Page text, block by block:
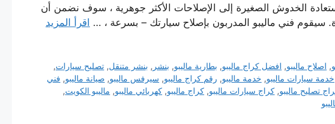
الخدوش الصغيرة إلى الإصلاحات الأكثر جوهرية ، سوف نضمن أن
سيقوم فني ماليبو المدربون بإصلاح سيارتك – بسرعة ، … اقرأ المزيد
, اصلاح ماليبو, افضل كراج ماليبو, بطارية ماليبو, بنشر , بنشر متنقل,تصليح سيارات,
خدمة سيارات ماليبو, خدمة ماليبو, رقم كراج ماليبو, سيرفس ماليبو, صيانة ماليبو, فني
تصليح ماليبو, كراج سيارات ماليبو, كراج ماليبو, كهربائي ماليبو, ماليبو الكويت,